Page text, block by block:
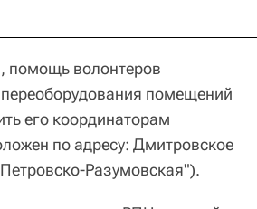
помощь волонтеров
помещений
его координаторам
по адресу: Дмитровское
Разумовская").